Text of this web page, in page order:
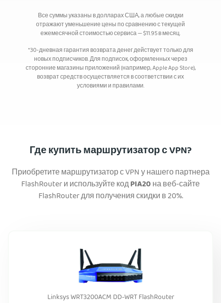
Все суммы указаны в долларах США, а любые скидки
отражают уменьшение цены по сравнению с текущей
ежемесячной стоимостью сервиса —$11.95в месяц.
*30-дневная гарантия возврата денег действует только для
новых подписчиков. Для подписок, оформленных через
сторонние магазины приложений (например, Apple App Store),
возврат средств осуществляется в соответствии с их
условиями и правилами.
Где купить маршрутизатор с VPN?
Приобретите маршрутизатор с VPN у нашего партнера
FlashRouter и используйте кодPIA20на веб-сайте
FlashRouter для получения скидки в 20%.
Linksys WRT3200ACM DD-WRT FlashRouter